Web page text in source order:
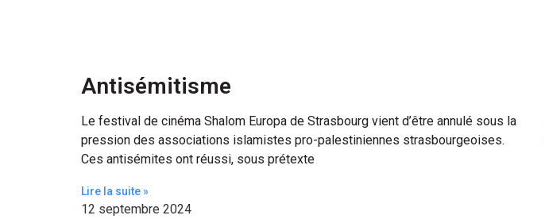
Antisémitisme
Le festival de cinéma Shalom Europa de Strasbourg vient d’être annulé sous la
pression des associations islamistes pro-palestiniennes strasbourgeoises.
Ces antisémites ont réussi, sous prétexte
Lire la suite »
12 septembre 2024